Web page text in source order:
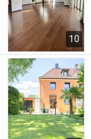
10